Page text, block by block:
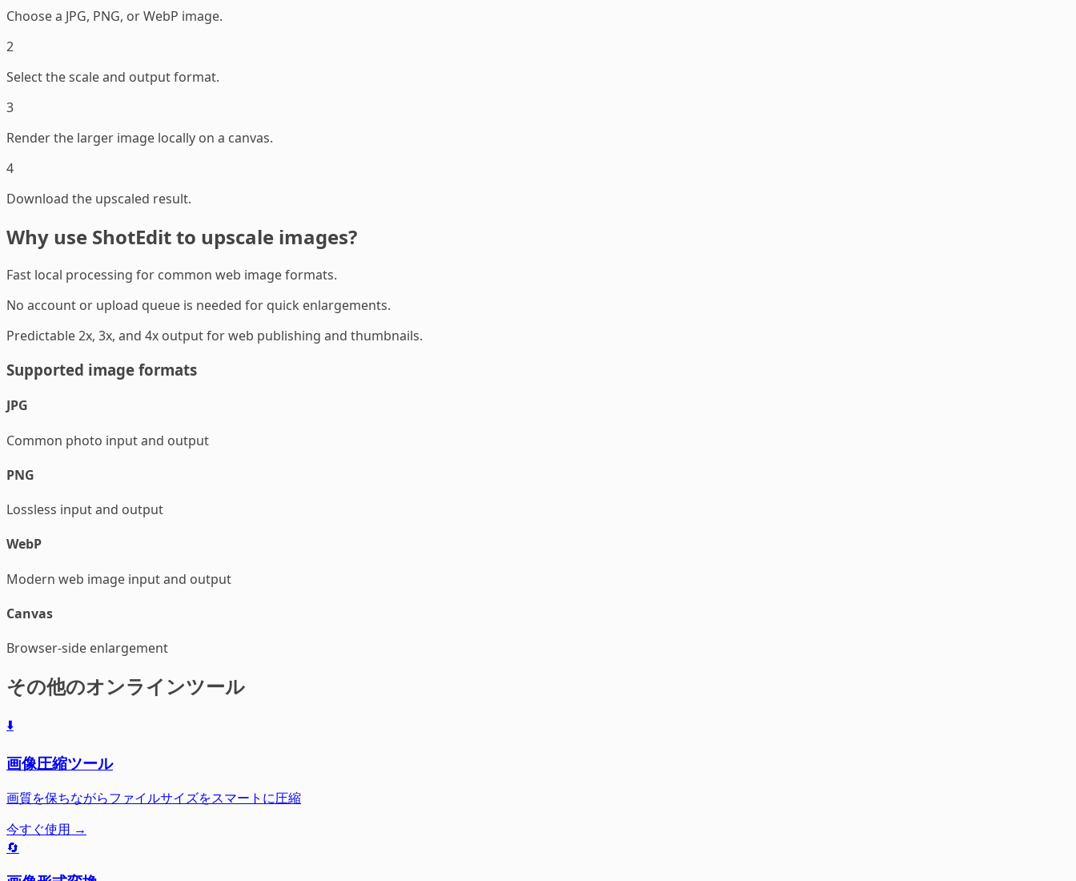
Choose a JPG, PNG, or WebP image.
2
Select the scale and output format.
3
Render the larger image locally on a canvas.
4
Download the upscaled result.
Why use ShotEdit to upscale images?
Fast local processing for common web image formats.
No account or upload queue is needed for quick enlargements.
Predictable 2x, 3x, and 4x output for web publishing and thumbnails.
Supported image formats
JPG
Common photo input and output
PNG
Lossless input and output
WebP
Modern web image input and output
Canvas
Browser-side enlargement
その他のオンラインツール
⬇️
画像圧縮ツール
画質を保ちながらファイルサイズをスマートに圧縮
今すぐ使用 →
🔄